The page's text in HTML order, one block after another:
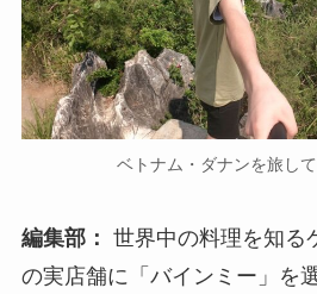
ベトナム・ダナンを旅し
編集部： 世界中の料理を知る
の実店舗に「バインミー」を